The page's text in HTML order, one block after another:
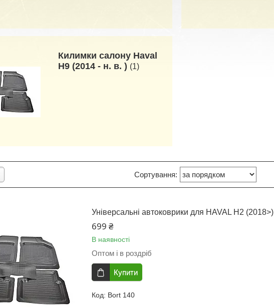
Килимки салону Haval
H9 (2014 - н. в. )
1
Універсальні автоковрики для HAVAL H2 (2018>)
699 ₴
В наявності
Оптом і в роздріб
Купити
Bort 140